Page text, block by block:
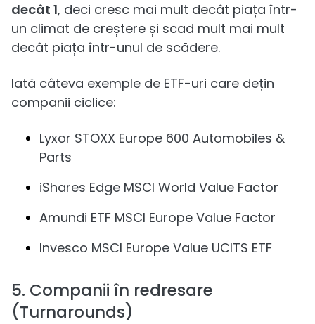
decât 1, deci cresc mai mult decât piața într-
un climat de creștere și scad mult mai mult
decât piața într-unul de scădere.
Iată câteva exemple de ETF-uri care dețin
companii ciclice:
Lyxor STOXX Europe 600 Automobiles &
Parts
iShares Edge MSCI World Value Factor
Amundi ETF MSCI Europe Value Factor
Invesco MSCI Europe Value UCITS ETF
5. Companii în redresare
(Turnarounds)